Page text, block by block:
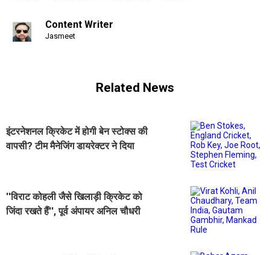
Content Writer
Jasmeet
Related News
इंटरनेशनल क्रिकेट में होगी बेन स्टोक्स की
वापसी? टीम मैनेजिंग डायरेक्टर ने दिया
''विराट कोहली जैसे खिलाड़ी क्रिकेट को
जिंदा रखते हैं'', पूर्व अंपायर अनिल चौधरी